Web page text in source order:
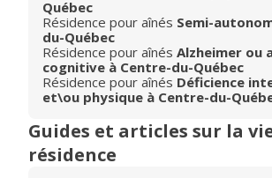
Québec
Résidence pour aînés Semi-
du-Québec
Résidence pour aînés Alzheimer ou
cognitive à Centre-du-Québec
Résidence pour aînés Déficience
et\ou physique à Centre-du-
Guides et articles sur la
résidence